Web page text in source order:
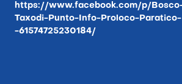
https://www.facebook.com/p/
Taxodi-Punto-Info-Proloco-Paratico-
-61574725230184/